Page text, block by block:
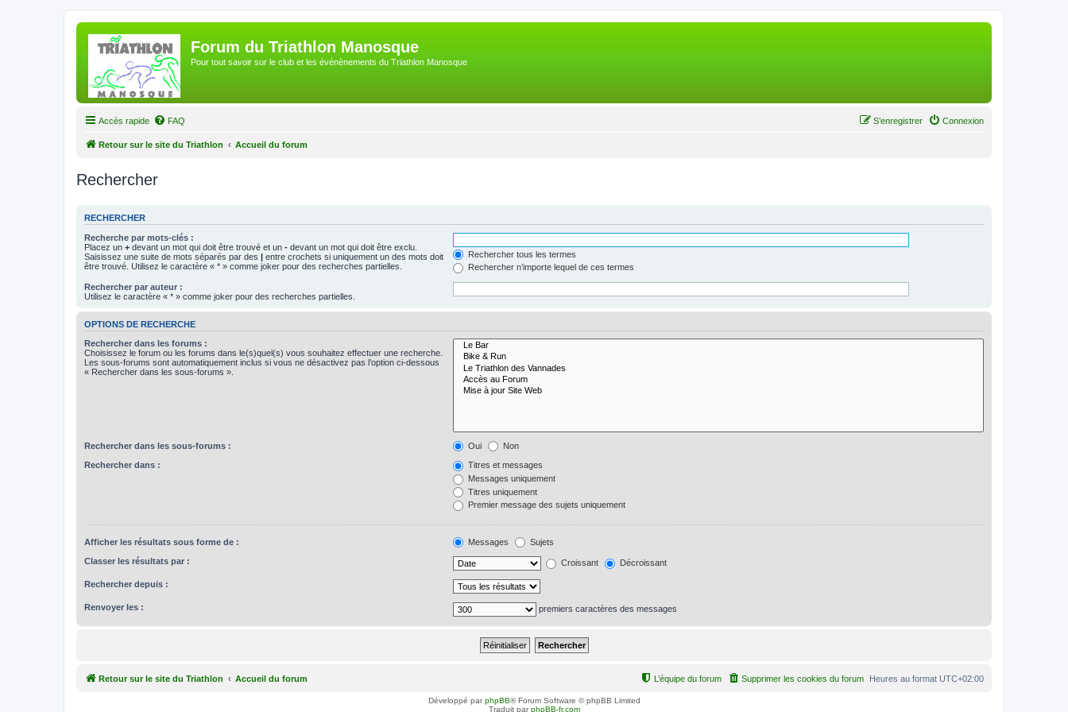
Forum du Triathlon Manosque
Pour tout savoir sur le club et les événènements du Triathlon Manosque
Accès rapide FAQ Connexion
S’enregistrer
Retour sur le site du Triathlon Accueil du forum
Rechercher
RECHERCHER
Recherche par mots-clés :
Placez un + devant un mot qui doit être trouvé et un - devant un mot qui doit être exclu.
Saisissez une suite de mots séparés par des | entre crochets si uniquement un des mots doit
être trouvé. Utilisez le caractère « * » comme joker pour des recherches partielles.
Rechercher tous les termes
Rechercher n’importe lequel de ces termes
Rechercher par auteur :
Utilisez le caractère « * » comme joker pour des recherches partielles.
OPTIONS DE RECHERCHE
Rechercher dans les forums :
Choisissez le forum ou les forums dans le(s)quel(s) vous souhaitez effectuer une recherche.
Les sous-forums sont automatiquement inclus si vous ne désactivez pas l’option ci-dessous
« Rechercher dans les sous-forums ».
Rechercher dans les sous-forums : Oui Non
Rechercher dans :
Titres et messages
Messages uniquement
Titres uniquement
Premier message des sujets uniquement
Afficher les résultats sous forme de : Messages Sujets
Classer les résultats par : Croissant Décroissant
Rechercher depuis :
Renvoyer les : premiers caractères des messages
Retour sur le site du Triathlon Accueil du forum Heures au format UTC+02:00
Supprimer les cookies du forum
L’équipe du forum
Développé parphpBB® Forum Software © phpBB Limited
Traduit parphpBB-fr.com